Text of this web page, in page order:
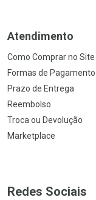
Atendimento
Como Comprar no Site
Formas de Pagamento
Prazo de Entrega
Reembolso
Troca ou Devolução
Marketplace
Redes Sociais